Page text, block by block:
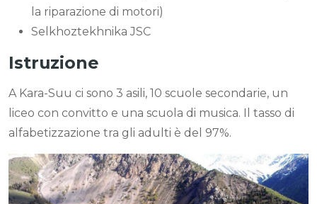
la riparazione di motori)
Selkhoztekhnika JSC
Istruzione
A Kara-Suu ci sono 3 asili, 10 scuole secondarie, un
liceo con convitto e una scuola di musica. Il tasso di
alfabetizzazione tra gli adulti è del 97%.